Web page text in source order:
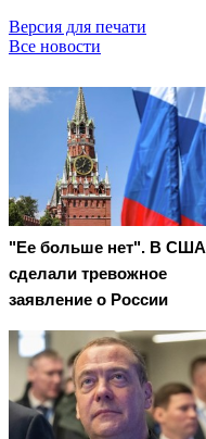
Версия для печати
Все новости
"Ее больше нет". В США
сделали тревожное
заявление о России